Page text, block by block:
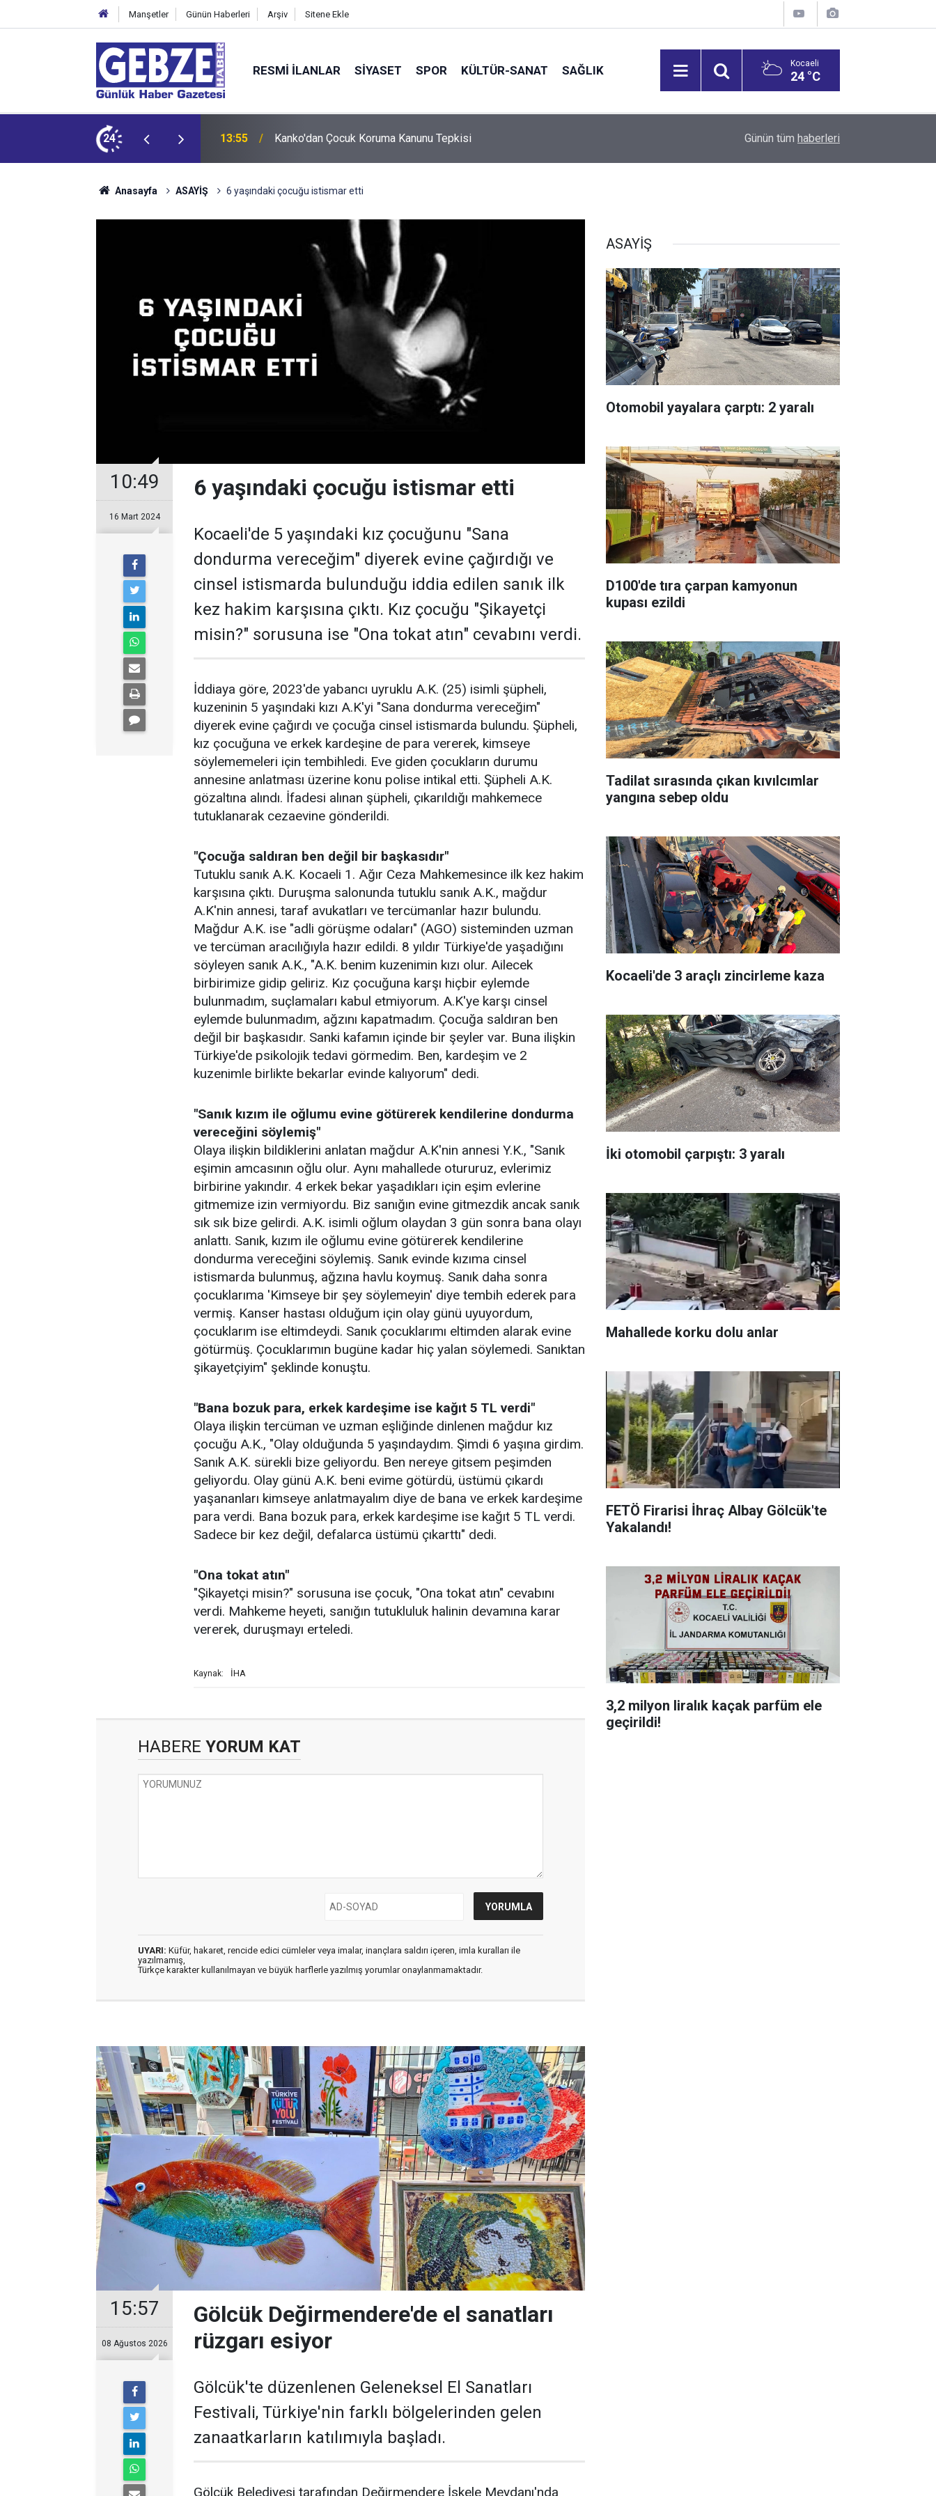
Manşetler Günün Haberleri Arşiv Sitene Ekle
RESMI İLANLAR SİYASET SPOR KÜLTÜR-SANAT SAĞLIK Kocaeli
24 °C
24 12:55 İzmit 95 Ebeveyn Buluşmaları başlıyor Vali Aktaş, İzmit Tepeköy Mahallesi'ni Ziyaret
Günün tüm haberleri
Anasayfa ASAYİŞ 6 yaşındaki çocuğu istismar etti
10:49
16 Mart 2024
6 yaşındaki çocuğu istismar etti
Kocaeli'de 5 yaşındaki kız çocuğunu "Sana
dondurma vereceğim" diyerek evine çağırdığı ve
cinsel istismarda bulunduğu iddia edilen sanık ilk
kez hakim karşısına çıktı. Kız çocuğu "Şikayetçi
misin?" sorusuna ise "Ona tokat atın" cevabını verdi.
İddiaya göre, 2023'de yabancı uyruklu A.K. (25) isimli şüpheli,
kuzeninin 5 yaşındaki kızı A.K'yi "Sana dondurma vereceğim"
diyerek evine çağırdı ve çocuğa cinsel istismarda bulundu. Şüpheli,
kız çocuğuna ve erkek kardeşine de para vererek, kimseye
söylememeleri için tembihledi. Eve giden çocukların durumu
annesine anlatması üzerine konu polise intikal etti. Şüpheli A.K.
gözaltına alındı. İfadesi alınan şüpheli, çıkarıldığı mahkemece
tutuklanarak cezaevine gönderildi.
"Çocuğa saldıran ben değil bir başkasıdır"
Tutuklu sanık A.K. Kocaeli 1. Ağır Ceza Mahkemesince ilk kez hakim
karşısına çıktı. Duruşma salonunda tutuklu sanık A.K., mağdur
A.K'nin annesi, taraf avukatları ve tercümanlar hazır bulundu.
Mağdur A.K. ise "adli görüşme odaları" (AGO) sisteminden uzman
ve tercüman aracılığıyla hazır edildi. 8 yıldır Türkiye'de yaşadığını
söyleyen sanık A.K., "A.K. benim kuzenimin kızı olur. Ailecek
birbirimize gidip geliriz. Kız çocuğuna karşı hiçbir eylemde
bulunmadım, suçlamaları kabul etmiyorum. A.K'ye karşı cinsel
eylemde bulunmadım, ağzını kapatmadım. Çocuğa saldıran ben
değil bir başkasıdır. Sanki kafamın içinde bir şeyler var. Buna ilişkin
Türkiye'de psikolojik tedavi görmedim. Ben, kardeşim ve 2
kuzenimle birlikte bekarlar evinde kalıyorum" dedi.
"Sanık kızım ile oğlumu evine götürerek kendilerine dondurma
vereceğini söylemiş"
Olaya ilişkin bildiklerini anlatan mağdur A.K'nin annesi Y.K., "Sanık
eşimin amcasının oğlu olur. Aynı mahallede otururuz, evlerimiz
birbirine yakındır. 4 erkek bekar yaşadıkları için eşim evlerine
gitmemize izin vermiyordu. Biz sanığın evine gitmezdik ancak sanık
sık sık bize gelirdi. A.K. isimli oğlum olaydan 3 gün sonra bana olayı
anlattı. Sanık, kızım ile oğlumu evine götürerek kendilerine
dondurma vereceğini söylemiş. Sanık evinde kızıma cinsel
istismarda bulunmuş, ağzına havlu koymuş. Sanık daha sonra
çocuklarıma 'Kimseye bir şey söylemeyin' diye tembih ederek para
vermiş. Kanser hastası olduğum için olay günü uyuyordum,
çocuklarım ise eltimdeydi. Sanık çocuklarımı eltimden alarak evine
götürmüş. Çocuklarımın bugüne kadar hiç yalan söylemedi. Sanıktan
şikayetçiyim" şeklinde konuştu.
"Bana bozuk para, erkek kardeşime ise kağıt 5 TL verdi"
Olaya ilişkin tercüman ve uzman eşliğinde dinlenen mağdur kız
çocuğu A.K., "Olay olduğunda 5 yaşındaydım. Şimdi 6 yaşına girdim.
Sanık A.K. sürekli bize geliyordu. Ben nereye gitsem peşimden
geliyordu. Olay günü A.K. beni evime götürdü, üstümü çıkardı
yaşananları kimseye anlatmayalım diye de bana ve erkek kardeşime
para verdi. Bana bozuk para, erkek kardeşime ise kağıt 5 TL verdi.
Sadece bir kez değil, defalarca üstümü çıkarttı" dedi.
"Ona tokat atın"
"Şikayetçi misin?" sorusuna ise çocuk, "Ona tokat atın" cevabını
verdi. Mahkeme heyeti, sanığın tutukluluk halinin devamına karar
vererek, duruşmayı erteledi.
Kaynak: İHA
HABERE YORUM KAT
UYARI: Küfür, hakaret, rencide edici cümleler veya imalar, inançlara saldırı içeren, imla kuralları ile
yazılmamış,
Türkçe karakter kullanılmayan ve büyük harflerle yazılmış yorumlar onaylanmamaktadır.
15:57
08 Ağustos 2026
Gölcük Değirmendere'de el sanatları
rüzgarı esiyor
Gölcük'te düzenlenen Geleneksel El Sanatları
Festivali, Türkiye'nin farklı bölgelerinden gelen
zanaatkarların katılımıyla başladı.
Gölcük Belediyesi tarafından Değirmendere İskele Meydanı'nda
ASAYİŞ
Otomobil yayalara çarptı: 2 yaralı
D100'de tıra çarpan kamyonun
kupası ezildi
Tadilat sırasında çıkan kıvılcımlar
yangına sebep oldu
Kocaeli'de 3 araçlı zincirleme kaza
İki otomobil çarpıştı: 3 yaralı
Mahallede korku dolu anlar
FETÖ Firarisi İhraç Albay Gölcük'te
Yakalandı! ​
3,2 milyon liralık kaçak parfüm ele
geçirildi!